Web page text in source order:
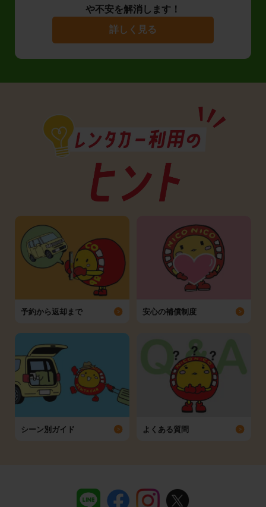
や不安を解消します！
詳しく見る
予約から返却まで 安心の補償制度
シーン別ガイド よくある質問